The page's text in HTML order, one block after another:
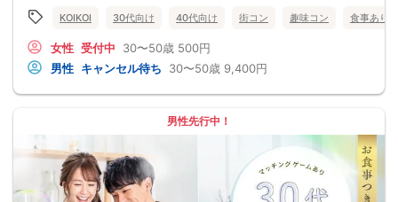
KOIKOI 30代向け 40代向け 街コン 趣味コン 食事あり
女性 受付中 30〜50歳 500円
男性 キャンセル待ち 30〜50歳 9,400円
男性先行中！